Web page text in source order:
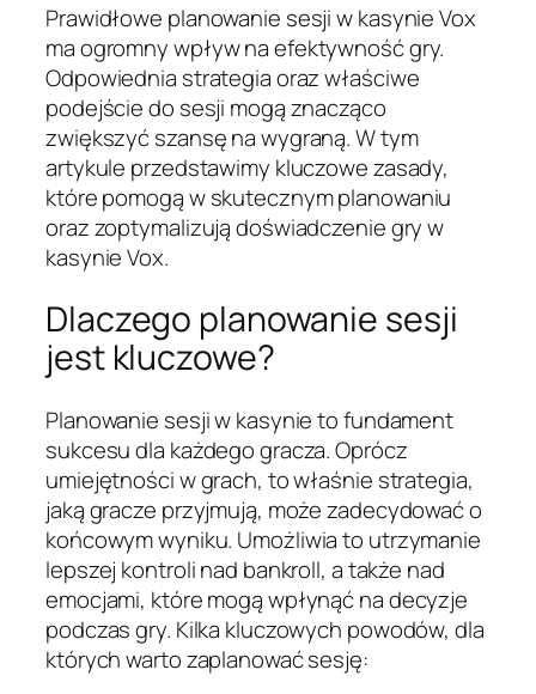
Prawidłowe planowanie sesji w kasynie Vox
ma ogromny wpływ na efektywność gry.
Odpowiednia strategia oraz właściwe
podejście do sesji mogą znacząco
zwiększyć szansę na wygraną. W tym
artykule przedstawimy kluczowe zasady,
które pomogą w skutecznym planowaniu
oraz zoptymalizują doświadczenie gry w
kasynie Vox.
Dlaczego planowanie sesji
jest kluczowe?
Planowanie sesji w kasynie to fundament
sukcesu dla każdego gracza. Oprócz
umiejętności w grach, to właśnie strategia,
jaką gracze przyjmują, może zadecydować o
końcowym wyniku. Umożliwia to utrzymanie
lepszej kontroli nad bankroll, a także nad
emocjami, które mogą wpłynąć na decyzje
podczas gry. Kilka kluczowych powodów, dla
których warto zaplanować sesję: